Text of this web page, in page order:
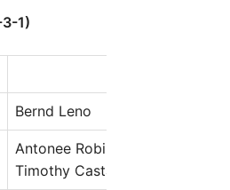
1)
Bernd Leno
Antonee Robinson, Jorge
Timothy Castagne